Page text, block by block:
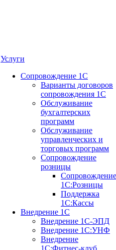
Услуги
Сопровождение 1С
Варианты договоров
сопровождения 1С
Обслуживание
бухгалтерских
программ
Обслуживание
управленческих и
торговых программ
Сопровождение
розницы
Сопровождение
1С:Розницы
Поддержка
1С:Кассы
Внедрение 1С
Внедрение 1С-ЭПД
Внедрение 1С:УНФ
Внедрение
1С:Фитнес-клуб